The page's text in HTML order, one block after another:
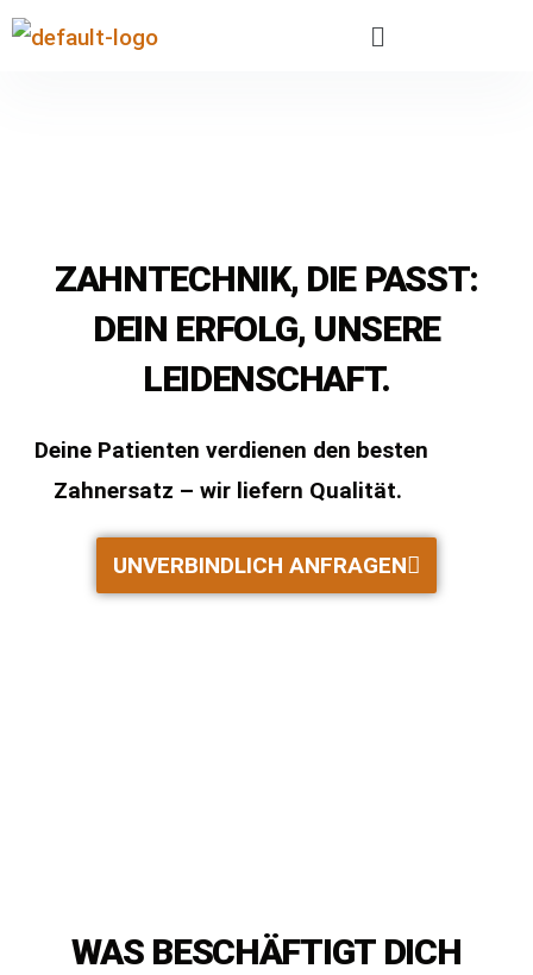
ZAHNTECHNIK, DIE PASST:
DEIN ERFOLG, UNSERE
LEIDENSCHAFT.
Deine Patienten verdienen den besten
Zahnersatz – wir liefern Qualität.
UNVERBINDLICH ANFRAGEN
WAS BESCHÄFTIGT DICH